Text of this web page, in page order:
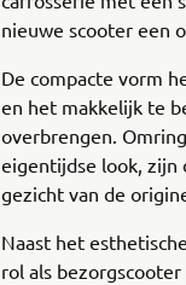
nieuwe scooter een
De compacte vorm
en het makkelijk te
overbrengen.
eigentijdse look, zijn
gezicht van de
Naast het
rol als